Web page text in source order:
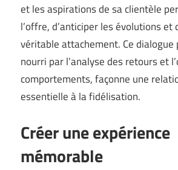
et les aspirations de sa clientèle
l’offre, d’anticiper les évolutions et
véritable attachement. Ce dialogue
nourri par l’analyse des retours et
comportements, façonne une
essentielle à la fidélisation.
Créer une expérience
mémorable